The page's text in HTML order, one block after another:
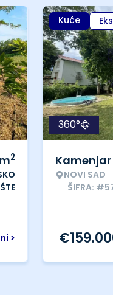
m2
>
Kuće
360°
Kamenjar
NOVI SAD
ŠIFRA:
€